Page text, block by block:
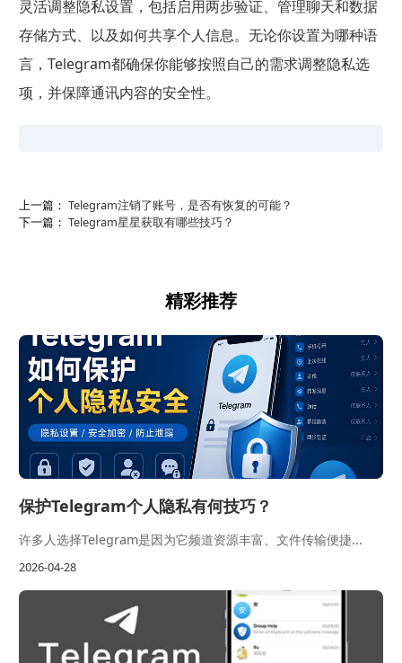
灵活调整隐私设置，包括启用两步验证、管理聊天和数据
存储方式、以及如何共享个人信息。无论你设置为哪种语
言，Telegram都确保你能够按照自己的需求调整隐私选
项，并保障通讯内容的安全性。
上一篇： Telegram注销了账号，是否有恢复的可能？
下一篇： Telegram星星获取有哪些技巧？
精彩推荐
保护Telegram个人隐私有何技巧？
许多人选择Telegram是因为它频道资源丰富、文件传输便捷...
2026-04-28